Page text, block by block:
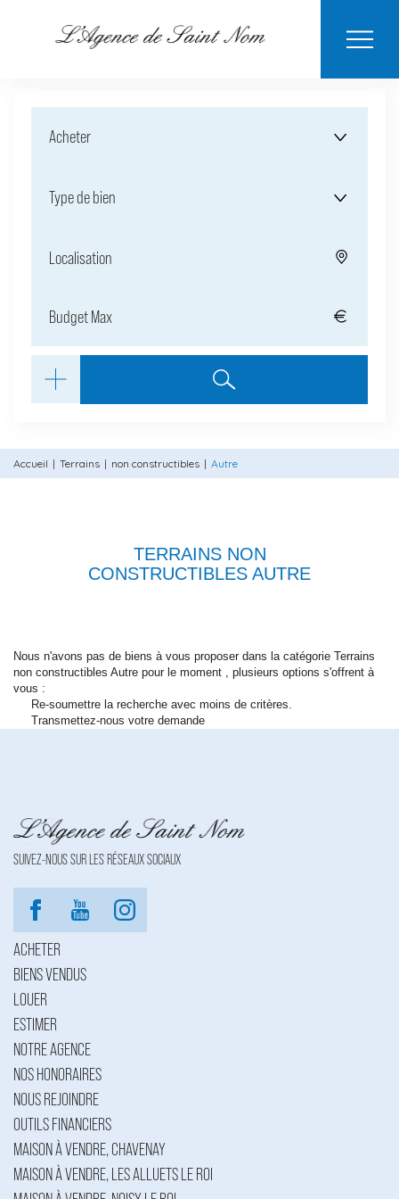
LOUER
BIENS
NOTRE
ESTIMER MON
Acheter
Type de bien
Localisation
Accueil Terrains non constructibles Autre
TERRAINS NON
CONSTRUCTIBLES AUTRE
Nous n'avons pas de biens à vous proposer dans la catégorie Terrains
non constructibles Autre pour le moment , plusieurs options s'offrent à
vous :
Re-soumettre la recherche avec moins de critères.
Transmettez-nous votre demande
SUIVEZ-NOUS SUR LES RÉSEAUX SOCIAUX
ACHETER
BIENS VENDUS
LOUER
ESTIMER
NOTRE AGENCE
NOS HONORAIRES
NOUS REJOINDRE
OUTILS FINANCIERS
MAISON À VENDRE, CHAVENAY
MAISON À VENDRE, LES ALLUETS LE ROI